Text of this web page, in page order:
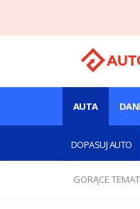
AUTA
DOPASUJ AUTO
GORĄCE